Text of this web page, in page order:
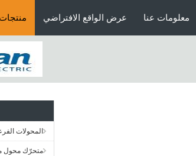
منتجات عرض الواقع الافتراضي معلومات عنا
المحولات
متحرّك محول